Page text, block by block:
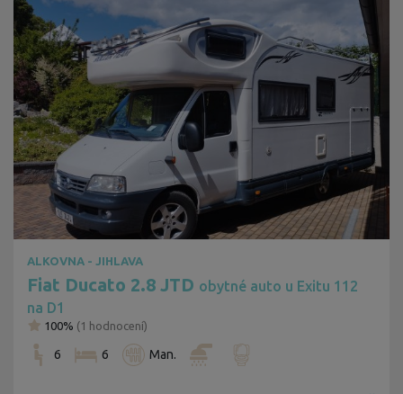
ALKOVNA - JIHLAVA
Fiat Ducato 2.8 JTD obytné auto u Exitu 112
na D1
100% (1 hodnocení)
6 6 Man.